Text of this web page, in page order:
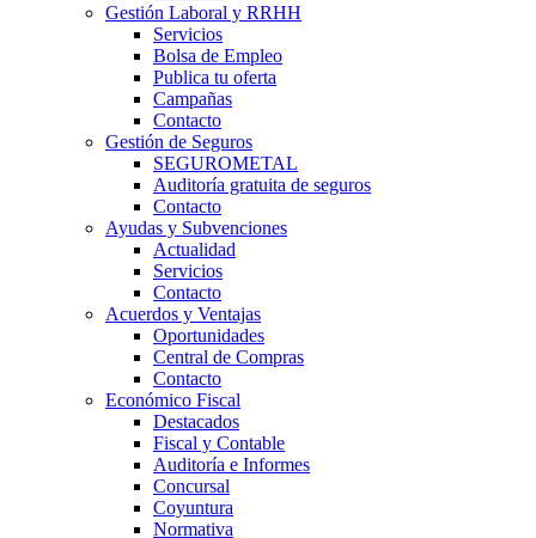
Gestión Laboral y RRHH
Servicios
Bolsa de Empleo
Publica tu oferta
Campañas
Contacto
Gestión de Seguros
SEGUROMETAL
Auditoría gratuita de seguros
Contacto
Ayudas y Subvenciones
Actualidad
Servicios
Contacto
Acuerdos y Ventajas
Oportunidades
Central de Compras
Contacto
Económico Fiscal
Destacados
Fiscal y Contable
Auditoría e Informes
Concursal
Coyuntura
Normativa